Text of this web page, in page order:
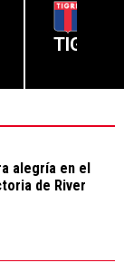
TIG
alegría en el
de River